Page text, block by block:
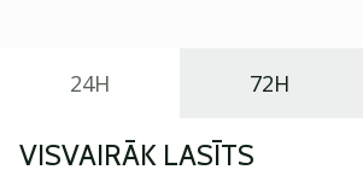
24H 72H
VISVAIRĀK LASĪTS